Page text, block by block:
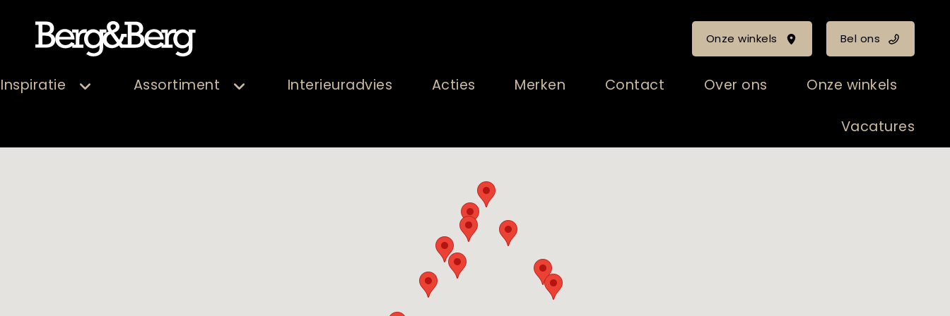
Onze winkels Bel ons
Inspiratie Assortiment Interieuradvies Acties Merken Contact Over ons Onze winkels
Vacatures